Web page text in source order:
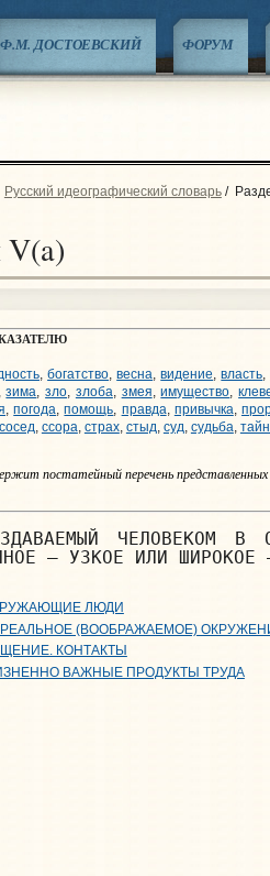
Ф.М. ДОСТОЕВСКИЙ ФОРУМ
Русский идеографический словарь/
V(a)
,богатство,весна,видение,власть,
,зима,зло, злоба, змея,имущество,
,погода,помощь, правда, привычка,
сосед, ссора, страх, стыд, суд, судьба,
постатейный перечень
ЧЕЛОВЕКОМ В
— УЗКОЕ ИЛИ ШИРОКОЕ
ЛЮДИ
(ВООБРАЖАЕМОЕ)
КОНТАКТЫ
ВАЖНЫЕ ПРОДУКТЫ ТРУДА